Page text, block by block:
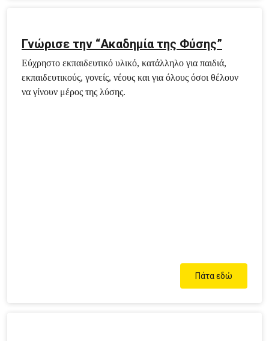
Γνώρισε την “Ακαδημία της Φύσης”
Εύχρηστο εκπαιδευτικό υλικό, κατάλληλο για παιδιά,
εκπαιδευτικούς, γονείς, νέους και για όλους όσοι θέλουν
να γίνουν μέρος της λύσης.
Πάτα εδώ